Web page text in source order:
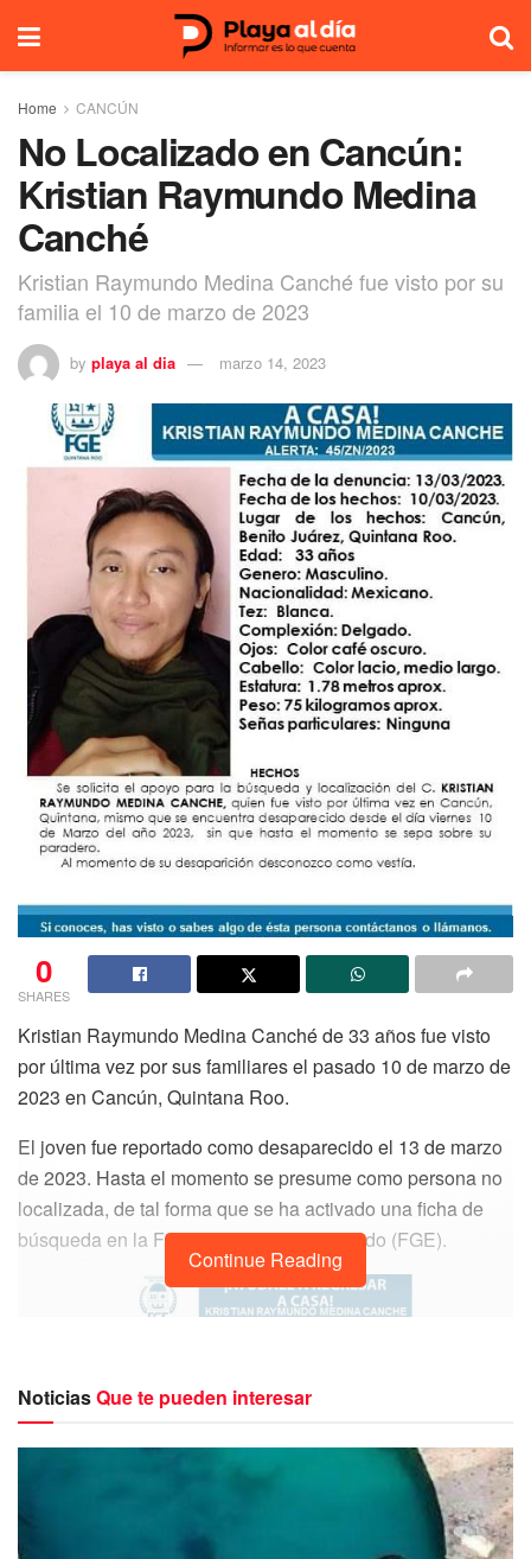
Home CANCÚN
No Localizado en Cancún:
Kristian Raymundo Medina
Canché
Kristian Raymundo Medina Canché fue visto por su
familia el 10 de marzo de 2023
by playa al dia marzo 14, 2023
0
SHARES
Kristian Raymundo Medina Canché de 33 años fue visto
por última vez por sus familiares el pasado 10 de marzo de
2023 en Cancún, Quintana Roo.
El joven fue reportado como desaparecido el 13 de marzo
de 2023. Hasta el momento se presume como persona no
localizada, de tal forma que se ha activado una ficha de
búsqueda en la Fiscalía General del Estado (FGE).
Continue Reading
NoticiasQue te pueden interesar